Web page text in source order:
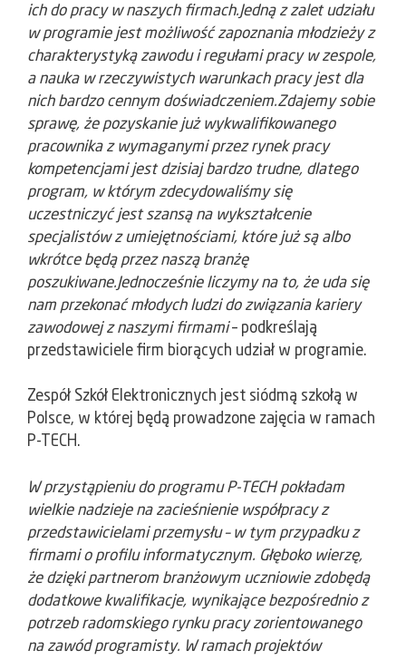
ich do pracy w naszych firmach.Jedną z zalet udziału
w programie jest możliwość zapoznania młodzieży z
charakterystyką zawodu i regułami pracy w zespole,
a nauka w rzeczywistych warunkach pracy jest dla
nich bardzo cennym doświadczeniem.Zdajemy sobie
sprawę, że pozyskanie już wykwalifikowanego
pracownika z wymaganymi przez rynek pracy
kompetencjami jest dzisiaj bardzo trudne, dlatego
program, w którym zdecydowaliśmy się
uczestniczyć jest szansą na wykształcenie
specjalistów z umiejętnościami, które już są albo
wkrótce będą przez naszą branżę
poszukiwane.Jednocześnie liczymy na to, że uda się
nam przekonać młodych ludzi do związania kariery
zawodowej z naszymi firmami– podkreślają
przedstawiciele firm biorących udział w programie.
Zespół Szkół Elektronicznych jest siódmą szkołą w
Polsce, w której będą prowadzone zajęcia w ramach
P-TECH.
W przystąpieniu do programu P-TECH pokładam
wielkie nadzieje na zacieśnienie współpracy z
przedstawicielami przemysłu – w tym przypadku z
firmami o profilu informatycznym. Głęboko wierzę,
że dzięki partnerom branżowym uczniowie zdobędą
dodatkowe kwalifikacje, wynikające bezpośrednio z
potrzeb radomskiego rynku pracy zorientowanego
na zawód programisty. W ramach projektów